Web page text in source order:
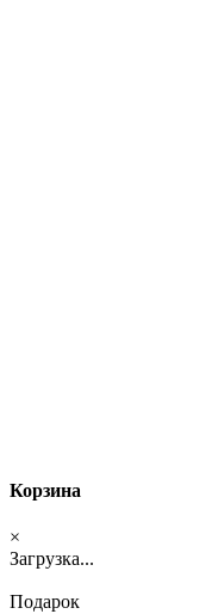
Корзина
×
Загрузка...
Подарок